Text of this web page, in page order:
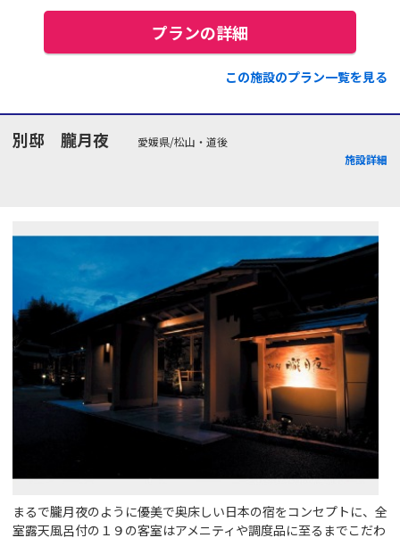
プランの詳細
この施設のプラン一覧を見る
別邸 朧月夜
愛媛県/松山・道後
施設詳細
まるで朧月夜のように優美で奥床しい日本の宿をコンセプトに、全
室露天風呂付の１９の客室はアメニティや調度品に至るまでこだわ